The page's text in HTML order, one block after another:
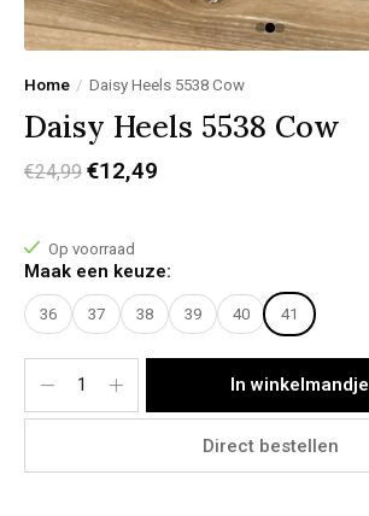
Home / Daisy Heels 5538 Cow
Daisy Heels 5538 Cow
€24,99 €12,49
Op voorraad
Maak een keuze:
36 37 38 39 40 41
In winkelmandje
Direct bestellen